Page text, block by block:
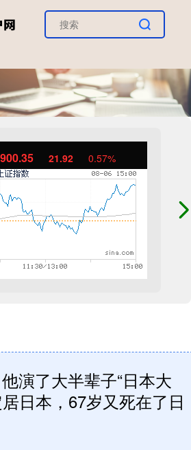
21.92 0.57%
演了大半辈子“日本大
日本，67岁又死在了日